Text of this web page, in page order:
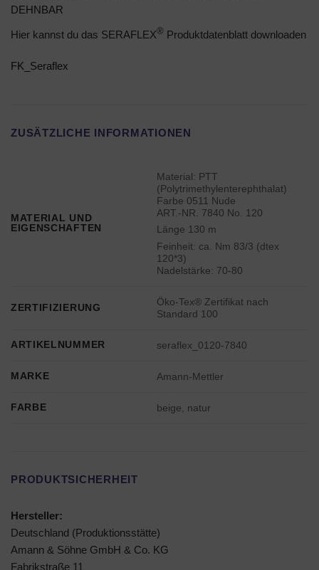
DEHNBAR
Hier kannst du das SERAFLEX® Produktdatenblatt downloaden
FK_Seraflex
ZUSÄTZLICHE INFORMATIONEN
MATERIAL UND
EIGENSCHAFTEN
Material: PTT
(Polytrimethylenterephthalat)
Farbe 0511 Nude
ART.-NR. 7840 No. 120
Länge 130 m
Feinheit: ca. Nm 83/3 (dtex
120*3)
Nadelstärke: 70-80
ZERTIFIZIERUNG
Öko-Tex® Zertifikat nach
Standard 100
ARTIKELNUMMER seraflex_0120-7840
MARKE Amann-Mettler
FARBE beige, natur
PRODUKTSICHERHEIT
Hersteller:
Deutschland (Produktionsstätte)
Amann & Söhne GmbH & Co. KG
Fabrikstraße 11